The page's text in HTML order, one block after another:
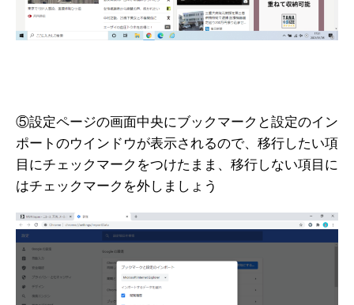
⑤設定ページの画面中央にブックマークと設定のイン
ポートのウインドウが表示されるので、移行したい項
目にチェックマークをつけたまま、移行しない項目に
はチェックマークを外しましょう